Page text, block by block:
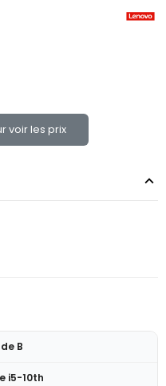
voir les prix
B
i5-10th